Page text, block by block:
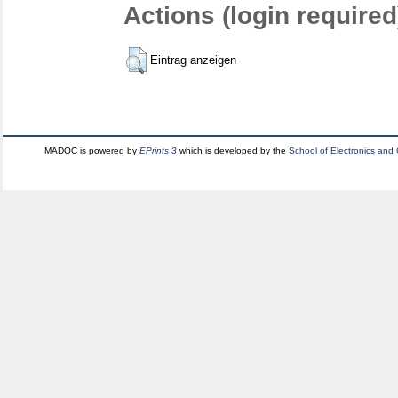
Actions (login
Eintrag anzeigen
MADOC is powered byEPrints 3 which is developed by theSchool of Electronics and